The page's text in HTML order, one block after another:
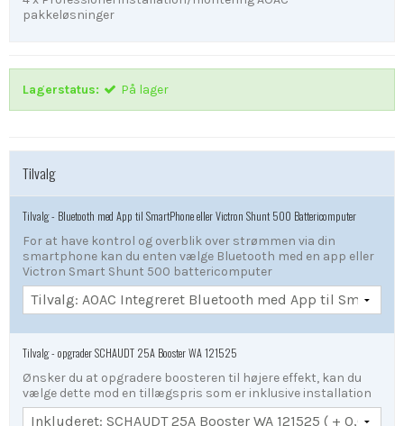
pakkeløsninger
Lagerstatus: På lager
Tilvalg
Tilvalg - Bluetooth med App til SmartPhone eller Victron Shunt 500 Battericomputer
For at have kontrol og overblik over strømmen via din
smartphone kan du enten vælge Bluetooth med en app eller
Victron Smart Shunt 500 battericomputer
Tilvalg - opgrader SCHAUDT 25A Booster WA 121525
Ønsker du at opgradere boosteren til højere effekt, kan du
vælge dette mod en tillægspris som er inklusive installation